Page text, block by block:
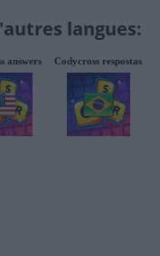
langues:
answers Codycross respostas